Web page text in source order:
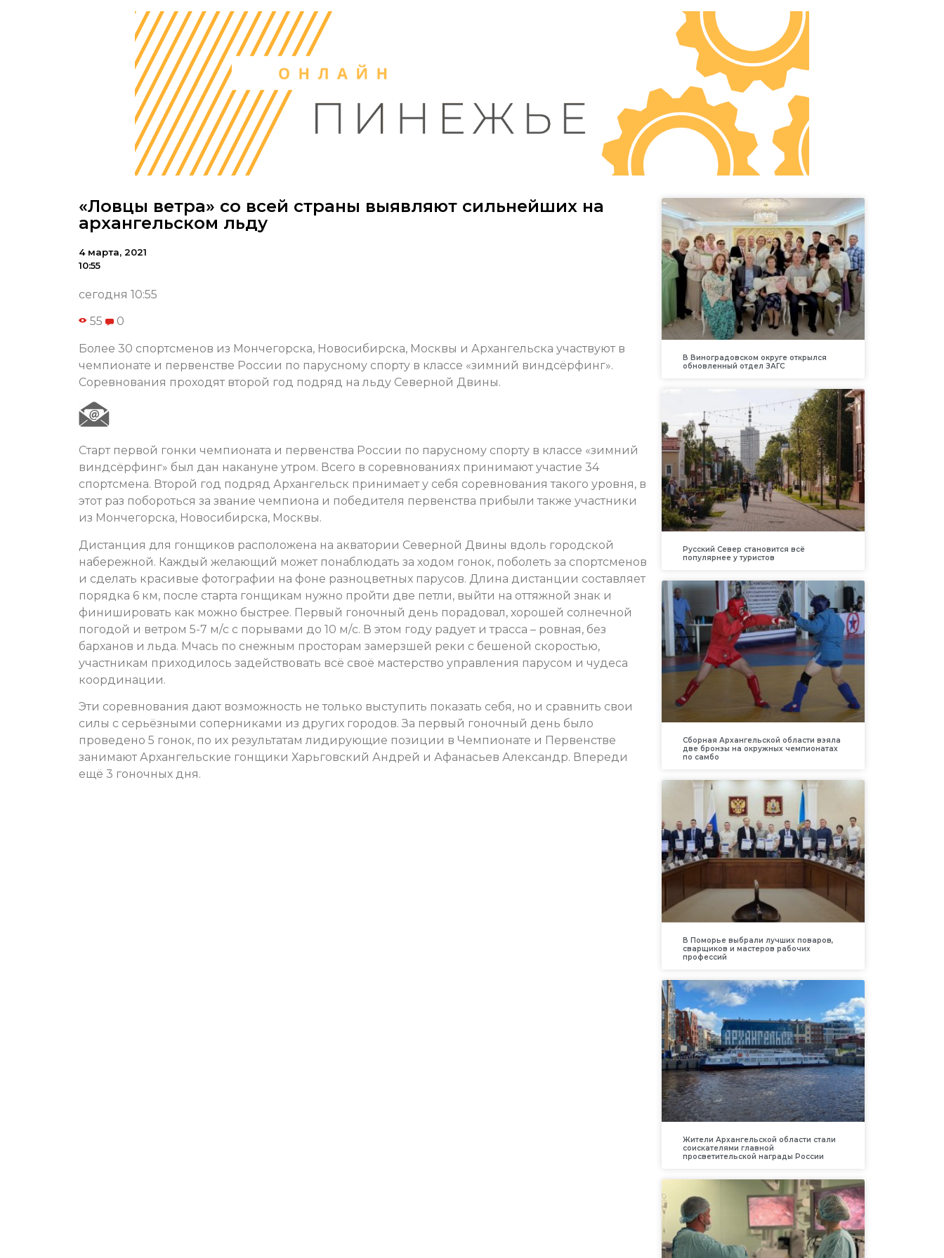
«Ловцы ветра» со всей страны выявляют сильнейших на
архангельском льду
4 марта, 2021
10:55
сегодня 10:55
55 0
Более 30 спортсменов из Мончегорска, Новосибирска, Москвы и Архангельска участвуют в
чемпионате и первенстве России по парусному спорту в классе «зимний виндсёрфинг».
Соревнования проходят второй год подряд на льду Северной Двины.
Старт первой гонки чемпионата и первенства России по парусному спорту в классе «зимний
виндсёрфинг» был дан накануне утром. Всего в соревнованиях принимают участие 34
спортсмена. Второй год подряд Архангельск принимает у себя соревнования такого уровня, в
этот раз побороться за звание чемпиона и победителя первенства прибыли также участники
из Мончегорска, Новосибирска, Москвы.
Дистанция для гонщиков расположена на акватории Северной Двины вдоль городской
набережной. Каждый желающий может понаблюдать за ходом гонок, поболеть за спортсменов
и сделать красивые фотографии на фоне разноцветных парусов. Длина дистанции составляет
порядка 6 км, после старта гонщикам нужно пройти две петли, выйти на оттяжной знак и
финишировать как можно быстрее. Первый гоночный день порадовал, хорошей солнечной
погодой и ветром 5-7 м/с с порывами до 10 м/с. В этом году радует и трасса – ровная, без
барханов и льда. Мчась по снежным просторам замерзшей реки с бешеной скоростью,
участникам приходилось задействовать всё своё мастерство управления парусом и чудеса
координации.
Эти соревнования дают возможность не только выступить показать себя, но и сравнить свои
силы с серьёзными соперниками из других городов. За первый гоночный день было
проведено 5 гонок, по их результатам лидирующие позиции в Чемпионате и Первенстве
занимают Архангельские гонщики Харьговский Андрей и Афанасьев Александр. Впереди
ещё 3 гоночных дня.
В Виноградовском округе открылся
обновленный отдел ЗАГС
Русский Север становится всё
популярнее у туристов
Сборная Архангельской области взяла
две бронзы на окружных чемпионатах
по самбо
В Поморье выбрали лучших поваров,
сварщиков и мастеров рабочих
профессий
Жители Архангельской области стали
соискателями главной
просветительской награды России